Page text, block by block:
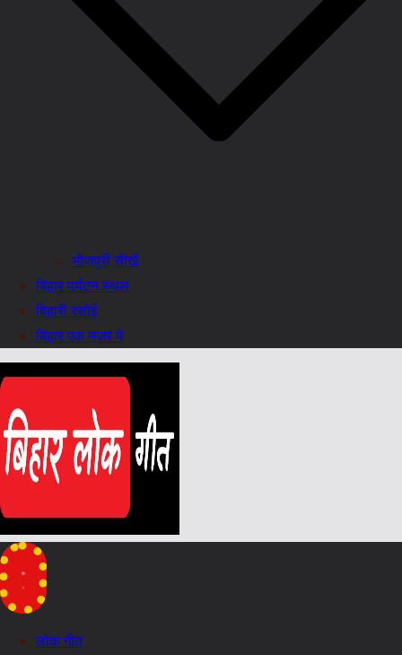
भोजपुरी सीखें
बिहार पर्यटन स्थल
बिहारी रसोई
बिहार एक नजर में
लोक गीत